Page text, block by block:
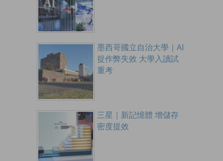
墨西哥國立自治大學｜AI
捉作弊失效 大學入讀試
重考
三星｜新記憶體 增儲存
密度提效